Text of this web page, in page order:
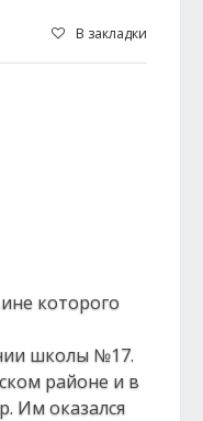
В закладки
которого
школы №17.
районе и в
Им оказался